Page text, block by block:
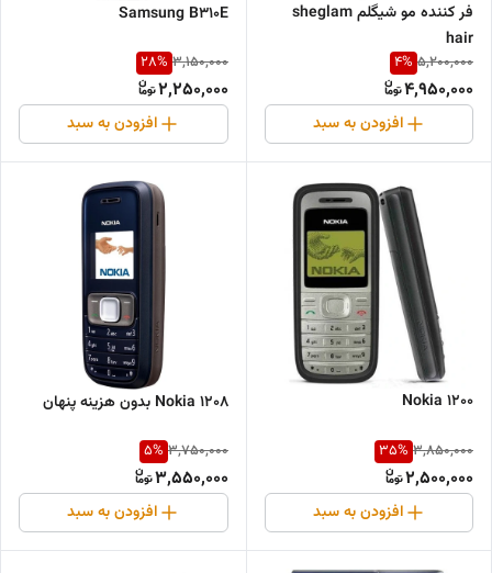
فر کننده مو شیگلم sheglam
hair
5,200,000
4%
4,950,000
افزودن به سبد
Samsung B310E
3,150,000
28%
2,250,000
افزودن به سبد
Nokia 1200
3,850,000
35%
2,500,000
افزودن به سبد
Nokia 1208 بدون هزینه پنهان
3,750,000
5%
3,550,000
افزودن به سبد